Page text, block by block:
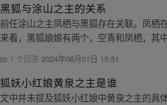
黑狐与涂山之主的关系
前任涂山之主凤栖与黑狐存在关联。凤栖
来看，黑狐娘娘有两个，空青和凤栖，其
1 个回答2024年08月01日 15:51
狐妖小红娘黄泉之主是谁
文中并未提及狐妖小红娘中黄泉之主的具